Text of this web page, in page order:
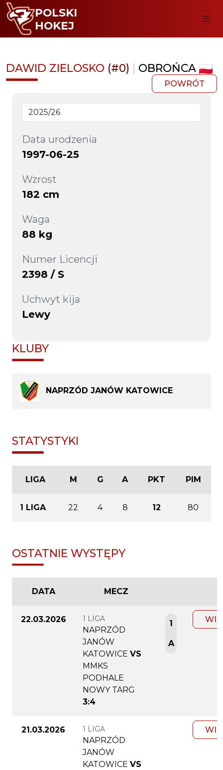
POLSKI
HOKEJ
DAWID ZIELOSKO (#0) | OBROŃCA
POWRÓT
Data urodzenia
1997-06-25
Wzrost
182 cm
Waga
88 kg
Numer Licencji
2398 / S
Uchwyt kija
Lewy
KLUBY
NAPRZÓD JANÓW KATOWICE
STATYSTYKI
LIGA M G A PKT PIM
1 LIGA 22 4 8 12 80
OSTATNIE WYSTĘPY
DATA MECZ
22.03.2026 1 LIGA
NAPRZÓD
JANÓW
KATOWICE VS
MMKS
PODHALE
NOWY TARG
3:4
1
A
21.03.2026 1 LIGA
NAPRZÓD
JANÓW
KATOWICE VS